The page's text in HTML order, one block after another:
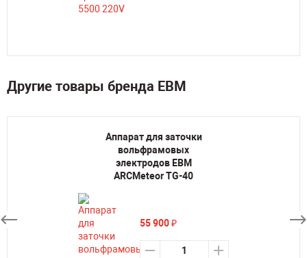
Другие товары бренда ЕВМ
Аппарат для заточки
вольфрамовых
электродов ЕВМ
ARCMeteor TG-40
55 900₽